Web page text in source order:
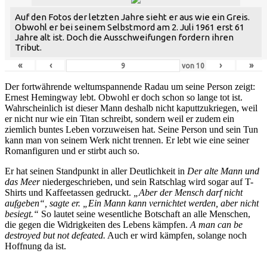
Auf den Fotos der letzten Jahre sieht er aus wie ein Greis.
Obwohl er bei seinem Selbstmord am 2. Juli 1961 erst 61
Jahre alt ist. Doch die Ausschweifungen fordern ihren
Tribut.
«
‹ von10 › »
Der fortwährende weltumspannende Radau um seine Person zeigt:
Ernest Hemingway lebt. Obwohl er doch schon so lange tot ist.
Wahrscheinlich ist dieser Mann deshalb nicht kaputtzukriegen, weil
er nicht nur wie ein Titan schreibt, sondern weil er zudem ein
ziemlich buntes Leben vorzuweisen hat. Seine Person und sein Tun
kann man von seinem Werk nicht trennen. Er lebt wie eine seiner
Romanfiguren und er stirbt auch so.
Er hat seinen Standpunkt in aller Deutlichkeit in Der alte Mann und
das Meerniedergeschrieben, und sein Ratschlag wird sogar auf T-
Shirts und Kaffeetassen gedruckt.
„Aber der Mensch darf nicht
aufgeben“, sagte er. „Ein Mann kann vernichtet werden, aber nicht
besiegt.“ So lautet seine wesentliche Botschaft an alle Menschen,
die gegen die Widrigkeiten des Lebens kämpfen. A man can be
destroyed but not defeated. Auch er wird kämpfen, solange noch
Hoffnung da ist.